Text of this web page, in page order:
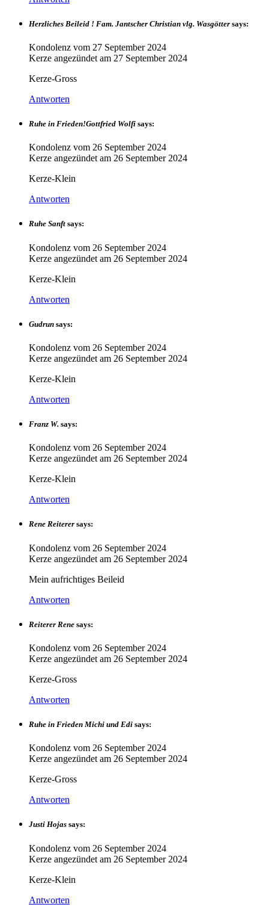
Herzliches Beileid ! Fam. Jantscher Christian vlg. Wasgötter says:
Kondolenz vom 27 September 2024
Kerze angezündet am 27 September 2024
Kerze-Gross
Antworten
Ruhe in Frieden!Gottfried Wolfi says:
Kondolenz vom 26 September 2024
Kerze angezündet am 26 September 2024
Kerze-Klein
Antworten
Ruhe Sanft says:
Kondolenz vom 26 September 2024
Kerze angezündet am 26 September 2024
Kerze-Klein
Antworten
Gudrun says:
Kondolenz vom 26 September 2024
Kerze angezündet am 26 September 2024
Kerze-Klein
Antworten
Franz W. says:
Kondolenz vom 26 September 2024
Kerze angezündet am 26 September 2024
Kerze-Klein
Antworten
Rene Reiterer says:
Kondolenz vom 26 September 2024
Kerze angezündet am 26 September 2024
Mein aufrichtiges Beileid
Antworten
Reiterer Rene says:
Kondolenz vom 26 September 2024
Kerze angezündet am 26 September 2024
Kerze-Gross
Antworten
Ruhe in Frieden Michi und Edi says:
Kondolenz vom 26 September 2024
Kerze angezündet am 26 September 2024
Kerze-Gross
Antworten
Justi Hojas says:
Kondolenz vom 26 September 2024
Kerze angezündet am 26 September 2024
Kerze-Klein
Antworten